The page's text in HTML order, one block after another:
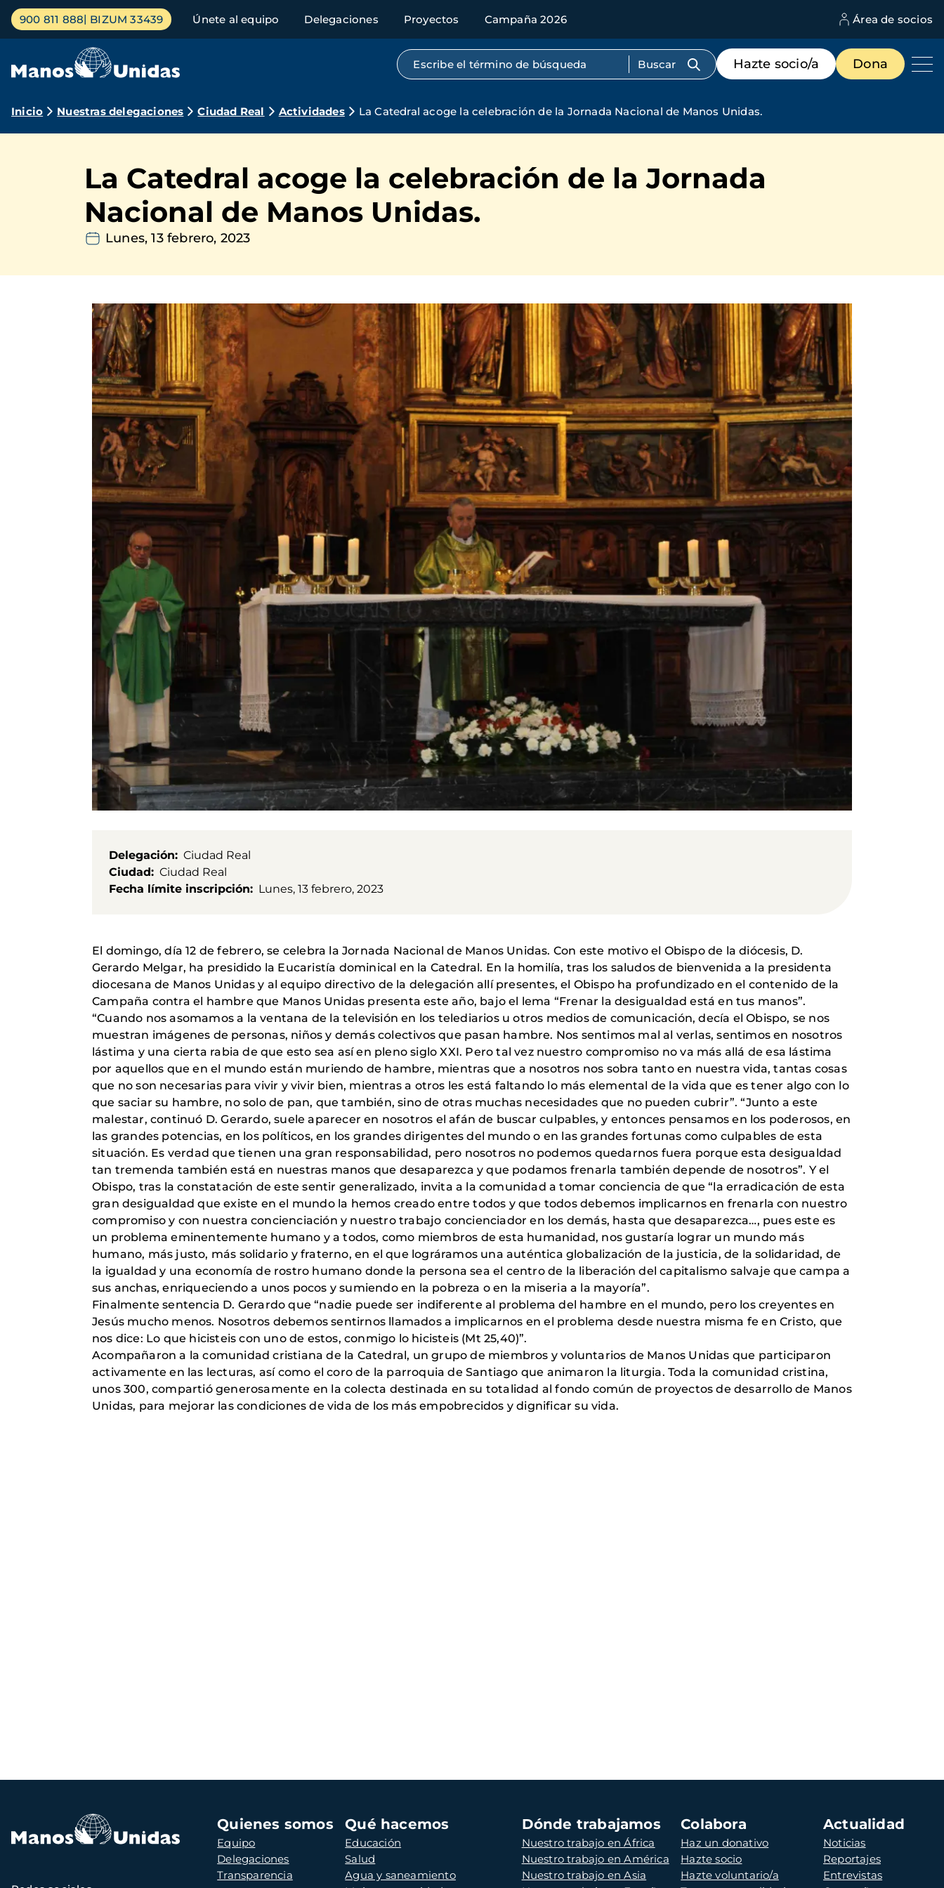
Pasar
contenido
Menú
principal
900 811 888 BIZUM 33439 Únete al equipo Delegaciones Proyectos Campaña 2026 Área de socios
Búsqueda por texto completo
Menú
de
destacados
Hazte socio/a Dona
Ruta
navegación
Inicio Nuestras delegaciones Ciudad Real Actividades La Catedral acoge la celebración de la Jornada Nacional de Manos Unidas.
La Catedral acoge la celebración de la Jornada
Nacional de Manos Unidas.
Lunes, 13 febrero, 2023
Delegación
Ciudad Real
Ciudad
Ciudad Real
Fecha límite inscripción
Lunes, 13 febrero, 2023
El domingo, día 12 de febrero, se celebra la Jornada Nacional de Manos Unidas. Con este motivo el Obispo de la diócesis, D.
Gerardo Melgar, ha presidido la Eucaristía dominical en la Catedral. En la homilía, tras los saludos de bienvenida a la presidenta
diocesana de Manos Unidas y al equipo directivo de la delegación allí presentes, el Obispo ha profundizado en el contenido de la
Campaña contra el hambre que Manos Unidas presenta este año, bajo el lema “Frenar la desigualdad está en tus manos”.
“Cuando nos asomamos a la ventana de la televisión en los telediarios u otros medios de comunicación, decía el Obispo, se nos
muestran imágenes de personas, niños y demás colectivos que pasan hambre. Nos sentimos mal al verlas, sentimos en nosotros
lástima y una cierta rabia de que esto sea así en pleno siglo XXI. Pero tal vez nuestro compromiso no va más allá de esa lástima
por aquellos que en el mundo están muriendo de hambre, mientras que a nosotros nos sobra tanto en nuestra vida, tantas cosas
que no son necesarias para vivir y vivir bien, mientras a otros les está faltando lo más elemental de la vida que es tener algo con lo
que saciar su hambre, no solo de pan, que también, sino de otras muchas necesidades que no pueden cubrir”. “Junto a este
malestar, continuó D. Gerardo, suele aparecer en nosotros el afán de buscar culpables, y entonces pensamos en los poderosos, en
las grandes potencias, en los políticos, en los grandes dirigentes del mundo o en las grandes fortunas como culpables de esta
situación. Es verdad que tienen una gran responsabilidad, pero nosotros no podemos quedarnos fuera porque esta desigualdad
tan tremenda también está en nuestras manos que desaparezca y que podamos frenarla también depende de nosotros”. Y el
Obispo, tras la constatación de este sentir generalizado, invita a la comunidad a tomar conciencia de que “la erradicación de esta
gran desigualdad que existe en el mundo la hemos creado entre todos y que todos debemos implicarnos en frenarla con nuestro
compromiso y con nuestra concienciación y nuestro trabajo concienciador en los demás, hasta que desaparezca…, pues este es
un problema eminentemente humano y a todos, como miembros de esta humanidad, nos gustaría lograr un mundo más
humano, más justo, más solidario y fraterno, en el que lográramos una auténtica globalización de la justicia, de la solidaridad, de
la igualdad y una economía de rostro humano donde la persona sea el centro de la liberación del capitalismo salvaje que campa a
sus anchas, enriqueciendo a unos pocos y sumiendo en la pobreza o en la miseria a la mayoría”.
Finalmente sentencia D. Gerardo que “nadie puede ser indiferente al problema del hambre en el mundo, pero los creyentes en
Jesús mucho menos. Nosotros debemos sentirnos llamados a implicarnos en el problema desde nuestra misma fe en Cristo, que
nos dice: Lo que hicisteis con uno de estos, conmigo lo hicisteis (Mt 25,40)”.
Acompañaron a la comunidad cristiana de la Catedral, un grupo de miembros y voluntarios de Manos Unidas que participaron
activamente en las lecturas, así como el coro de la parroquia de Santiago que animaron la liturgia. Toda la comunidad cristina,
unos 300, compartió generosamente en la colecta destinada en su totalidad al fondo común de proyectos de desarrollo de Manos
Unidas, para mejorar las condiciones de vida de los más empobrecidos y dignificar su vida.
Navegación
principal
Quienes somos
Equipo
Delegaciones
Transparencia
Qué hacemos
Educación
Salud
Agua y saneamiento
Dónde trabajamos
Nuestro trabajo en África
Nuestro trabajo en América
Nuestro trabajo en Asia
Colabora
Haz un donativo
Hazte socio
Hazte voluntario/a
Actualidad
Noticias
Reportajes
Entrevistas